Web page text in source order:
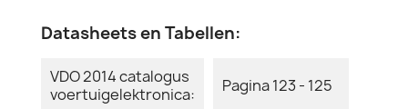
Datasheets en Tabellen:
VDO 2014 catalogus
voertuigelektronica:
Pagina 123 - 125